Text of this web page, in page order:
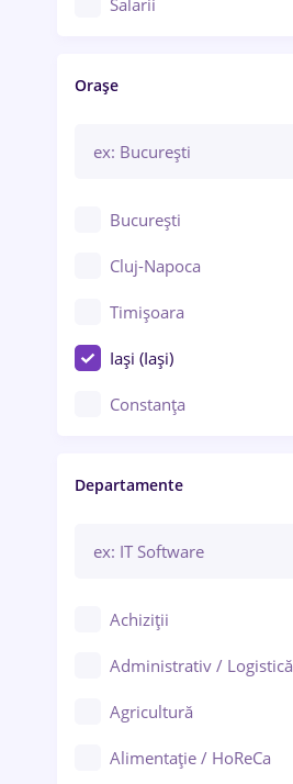
Salarii
Orașe
București
Cluj-Napoca
Timișoara
Iași (Iași)
Constanța
Brașov
Bacău
Galați (Galați)
Ploiești
Departamente
Achiziții
Administrativ / Logistică
Agricultură
Alimentație / HoReCa